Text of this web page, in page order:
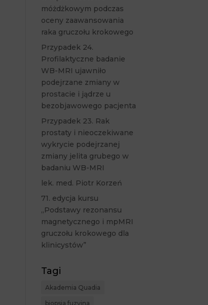
móżdżkowym podczas
oceny zaawansowania
raka gruczołu krokowego
Przypadek 24.
Profilaktyczne badanie
WB-MRI ujawniło
podejrzane zmiany w
prostacie i jądrze u
bezobjawowego pacjenta
Przypadek 23. Rak
prostaty i nieoczekiwane
wykrycie podejrzanej
zmiany jelita grubego w
badaniu WB-MRI
lek. med. Piotr Korzeń
71. edycja kursu
„Podstawy rezonansu
magnetycznego i mpMRI
gruczołu krokowego dla
klinicystów”
Tagi
Akademia Quadia
biopsja fuzyjna